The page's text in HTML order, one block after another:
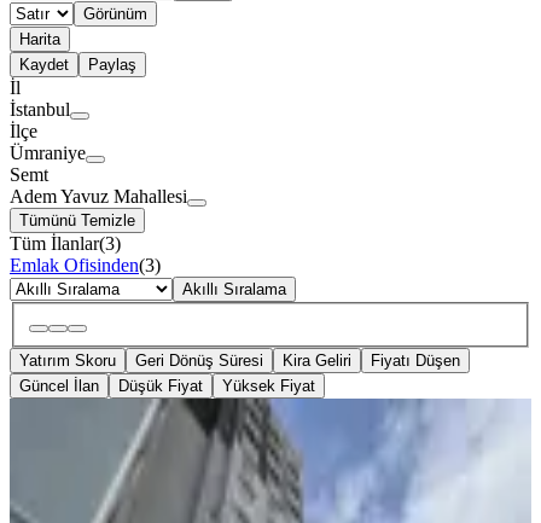
Görünüm
Harita
Kaydet
Paylaş
İl
İstanbul
İlçe
Ümraniye
Semt
Adem Yavuz Mahallesi
Tümünü Temizle
Tüm İlanlar(3)
Emlak Ofisinden(3)
Akıllı Sıralama
Yatırım Skoru Geri Dönüş Süresi Kira Geliri
Fiyatı Düşen
Güncel İlan
Düşük Fiyat Yüksek Fiyat
Sağlam'dan Adem Yavuz
Mahallesinde Havuzlu Sitede Satılık
Daire